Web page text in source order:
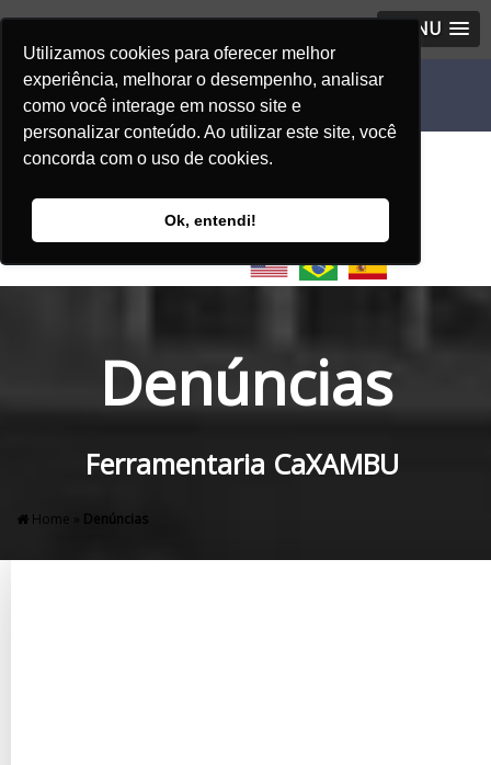
Utilizamos cookies para oferecer melhor
experiência, melhorar o desempenho, analisar
como você interage em nosso site e
personalizar conteúdo. Ao utilizar este site, você
concorda com o uso de cookies.
Ok, entendi!
MENU
Denúncias
Ferramentaria CaXAMBU
Home Denúncias